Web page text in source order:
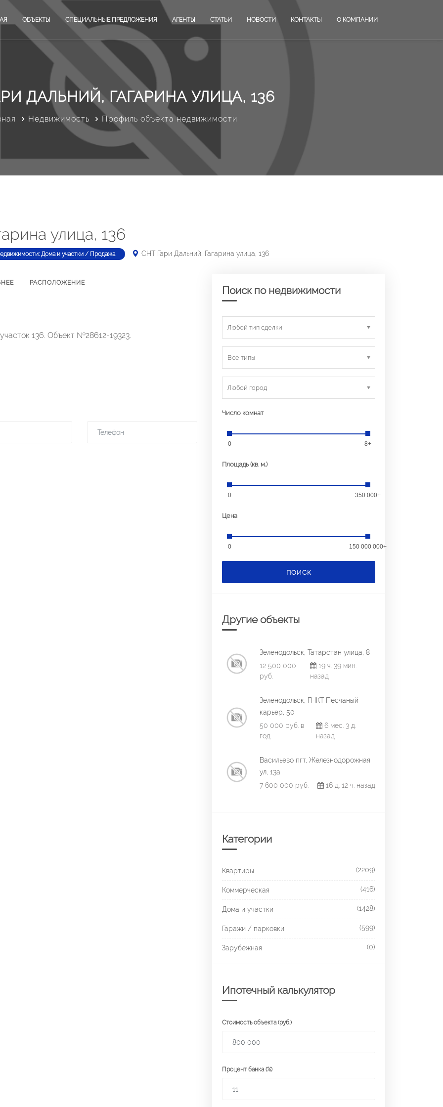
ОБЪЕКТЫ СПЕЦИАЛЬНЫЕ ПРЕДЛОЖЕНИЯ АГЕНТЫ СТАТЬИ НОВОСТИ КОНТАКТЫ О КОМПАНИИ
ДАЛЬНИЙ, ГАГАРИНА УЛИЦА, 136
Недвижимость Профиль объекта недвижимости
улица, 136
Дома и участки / Продажа СНТ Гари Дальний, Гагарина улица, 136
РАСПОЛОЖЕНИЕ
136. Объект №28612-19323.
Поиск по недвижимости
Любой тип сделки
Все типы
Любой город
Число комнат
0 8+
Площадь (кв. м.)
0 350 000+
Цена
0 150 000 000+
ПОИСК
Другие объекты
Зеленодольск, Татарстан улица, 8
12 500 000
руб.
19 ч. 39 мин.
назад
Зеленодольск, ГНКТ Песчаный
карьер, 50
50 000 руб. в
год
6 мес. 3 д.
назад
Васильево пгт, Железнодорожная
ул, 13а
7 600 000 руб.
16 д. 12 ч. назад
Категории
Квартиры (2209)
Коммерческая (416)
Дома и участки (1428)
Гаражи / парковки (599)
Зарубежная (0)
Ипотечный калькулятор
Стоимость объекта (руб.)
Процент банка (%)